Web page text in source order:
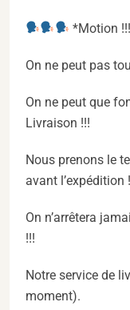
*Motion
On ne peut pas
On ne peut que
Livraison !!!
Nous prenons le
avant l’expédition
On n’arrêtera
!!!
Notre service de
moment).